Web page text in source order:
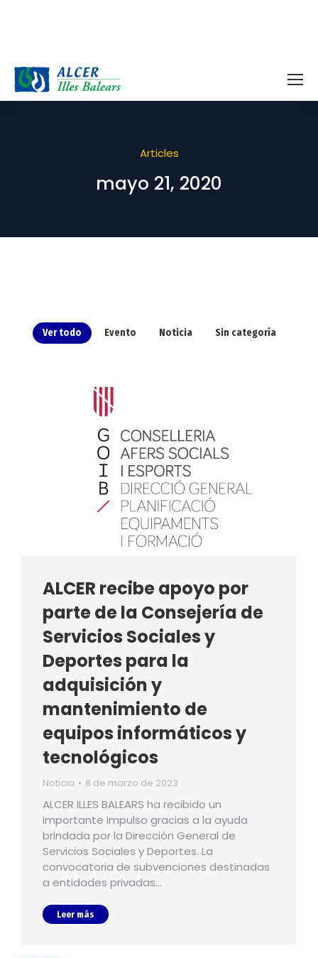
Articles
mayo 21, 2020
Ver todo Evento Noticia Sin categoría
ALCER recibe apoyo por
parte de la Consejería de
Servicios Sociales y
Deportes para la
adquisición y
mantenimiento de
equipos informáticos y
tecnológicos
Noticia 8 de marzo de 2023
ALCER ILLES BALEARS ha recibido un
importante impulso gracias a la ayuda
brindada por la Dirección General de
Servicios Sociales y Deportes. La
convocatoria de subvenciones destinadas
a entidades privadas…
Leer más